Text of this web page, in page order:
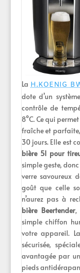
La H.KOENIG
dote d’un
contrôle de
8°C. Ce qui
fraîche et
30 jours. Elle est
bière 5l pour
simple geste,
verre savoureux
goût que celle
n’aurez pas à
bière Beertender,
simple chiffon
votre appareil.
sécurisée,
avantagée par
pieds